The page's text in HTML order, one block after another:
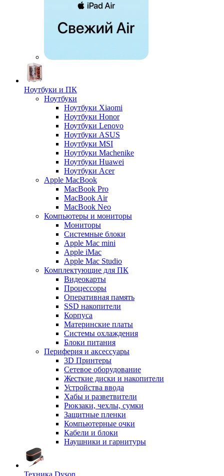
Ноутбуки и ПК
Ноутбуки
Ноутбуки Xiaomi
Ноутбуки Honor
Ноутбуки Lenovo
Ноутбуки ASUS
Ноутбуки MSI
Ноутбуки Machenike
Ноутбуки Huawei
Ноутбуки Acer
Apple MacBook
MacBook Pro
MacBook Air
MacBook Neo
Компьютеры и мониторы
Мониторы
Системные блоки
Apple Mac mini
Apple iMac
Apple Mac Studio
Комплектующие для ПК
Видеокарты
Процессоры
Оперативная память
SSD накопители
Корпуса
Материнские платы
Системы охлаждения
Блоки питания
Периферия и аксессуары
3D Принтеры
Сетевое оборудование
Жесткие диски и накопители
Устройства ввода
Хабы и разветвители
Рюкзаки, чехлы, сумки
Защитные пленки
Компьютерные очки
Кабели и блоки
Наушники и гарнитуры
Техника Dyson